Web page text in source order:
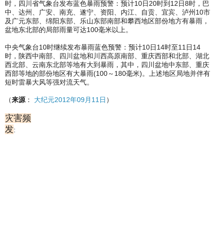
时，四川省气象台发布蓝色暴雨预警：预计10日20时到12日8时，巴
中、达州、广安、南充、遂宁、资阳、内江、自贡、宜宾、泸州10市
及广元东部、绵阳东部、乐山东部南部和攀西地区部份地方有暴雨，
盆地东北部的局部雨量可达100毫米以上。
中央气象台10时继续发布暴雨蓝色预警：预计10日14时至11日14
时，陕西中南部、四川盆地和川西高原南部、重庆西部和北部、湖北
西北部、云南东北部等地有大到暴雨，其中，四川盆地中东部、重庆
西部等地的部份地区有大暴雨(100～180毫米)。上述地区局地并伴有
短时雷暴大风等强对流天气。
（来源： 大纪元2012年09月11日 ）
灾害频
发: